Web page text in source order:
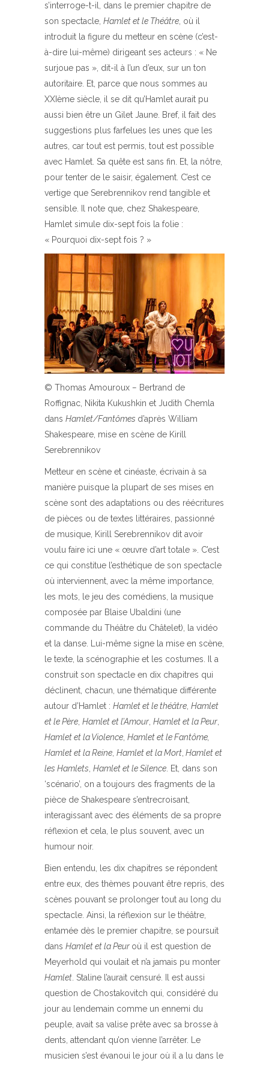
s’interroge-t-il, dans le premier chapitre de
son spectacle, Hamlet et le Théâtre , où il
introduit la figure du metteur en scène (c’est-
à-dire lui-même) dirigeant ses acteurs : « Ne
surjoue pas », dit-il à l’un d’eux, sur un ton
autoritaire. Et, parce que nous sommes au
XXIème siècle, il se dit qu’Hamlet aurait pu
aussi bien être un Gilet Jaune. Bref, il fait des
suggestions plus farfelues les unes que les
autres, car tout est permis, tout est possible
avec Hamlet. Sa quête est sans fin. Et, la nôtre,
pour tenter de le saisir, également. C’est ce
vertige que Serebrennikov rend tangible et
sensible. Il note que, chez Shakespeare,
Hamlet simule dix-sept fois la folie :
« Pourquoi dix-sept fois ? »
© Thomas Amouroux – Bertrand de
Roffignac, Nikita Kukushkin et Judith Chemla
dans Hamlet/Fantômes d’après William
Shakespeare, mise en scène de Kirill
Serebrennikov
Metteur en scène et cinéaste, écrivain à sa
manière puisque la plupart de ses mises en
scène sont des adaptations ou des réécritures
de pièces ou de textes littéraires, passionné
de musique, Kirill Serebrennikov dit avoir
voulu faire ici une « œuvre d’art totale ». C’est
ce qui constitue l’esthétique de son spectacle
où interviennent, avec la même importance,
les mots, le jeu des comédiens, la musique
composée par Blaise Ubaldini (une
commande du Théâtre du Châtelet), la vidéo
et la danse. Lui-même signe la mise en scène,
le texte, la scénographie et les costumes. Il a
construit son spectacle en dix chapitres qui
déclinent, chacun, une thématique différente
autour d’Hamlet : Hamlet et le théâtre Hamlet
et le Père Hamlet et l’Amour Hamlet et la Peur
Hamlet et la Violence Hamlet et le Fantôme,
Hamlet et la Reine Hamlet et la Mort Hamlet et
les Hamlets Hamlet et le Silence . Et, dans son
‘scénario’, on a toujours des fragments de la
pièce de Shakespeare s’entrecroisant,
interagissant avec des éléments de sa propre
réflexion et cela, le plus souvent, avec un
humour noir.
Bien entendu, les dix chapitres se répondent
entre eux, des thèmes pouvant être repris, des
scènes pouvant se prolonger tout au long du
spectacle. Ainsi, la réflexion sur le théâtre,
entamée dès le premier chapitre, se poursuit
dans Hamlet et la Peur où il est question de
Meyerhold qui voulait et n’a jamais pu monter
Hamlet . Staline l’aurait censuré. Il est aussi
question de Chostakovitch qui, considéré du
jour au lendemain comme un ennemi du
peuple, avait sa valise prête avec sa brosse à
dents, attendant qu’on vienne l’arrêter. Le
musicien s’est évanoui le jour où il a lu dans le